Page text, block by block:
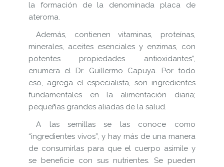
la formación de la denominada placa de
ateroma.
Además, contienen vitaminas, proteínas,
minerales, aceites esenciales y enzimas, con
potentes propiedades antioxidantes”,
enumera el Dr. Guillermo Capuya. Por todo
eso, agrega el especialista, son ingredientes
fundamentales en la alimentación diaria;
pequeñas grandes aliadas de la salud.
A las semillas se las conoce como
“ingredientes vivos”, y hay más de una manera
de consumirlas para que el cuerpo asimile y
se beneficie con sus nutrientes. Se pueden